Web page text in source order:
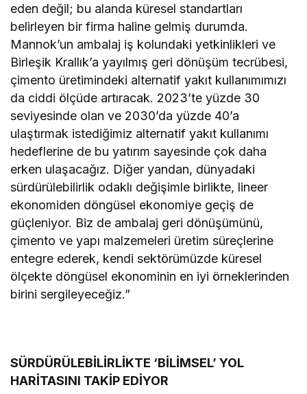
eden değil; bu alanda küresel standartları
belirleyen bir firma haline gelmiş durumda.
Mannok’un ambalaj iş kolundaki yetkinlikleri ve
Birleşik Krallık’a yayılmış geri dönüşüm tecrübesi,
çimento üretimindeki alternatif yakıt kullanımımızı
da ciddi ölçüde artıracak. 2023’te yüzde 30
seviyesinde olan ve 2030’da yüzde 40’a
ulaştırmak istediğimiz alternatif yakıt kullanımı
hedeflerine de bu yatırım sayesinde çok daha
erken ulaşacağız. Diğer yandan, dünyadaki
sürdürülebilirlik odaklı değişimle birlikte, lineer
ekonomiden döngüsel ekonomiye geçiş de
güçleniyor. Biz de ambalaj geri dönüşümünü,
çimento ve yapı malzemeleri üretim süreçlerine
entegre ederek, kendi sektörümüzde küresel
ölçekte döngüsel ekonominin en iyi örneklerinden
birini sergileyeceğiz.”
SÜRDÜRÜLEBİLİRLİKTE ‘BİLİMSEL’ YOL
HARİTASINI TAKİP EDİYOR